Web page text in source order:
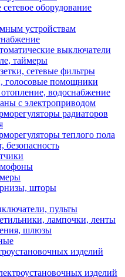
оборудование
устройствам
выключатели
таймеры
сетевые фильтры
голосовые помощники
водоснабжение
с электроприводом
радиаторов
теплого пола
шторы
пульты
лампочки, ленты
шлюзы
изделий
изделий